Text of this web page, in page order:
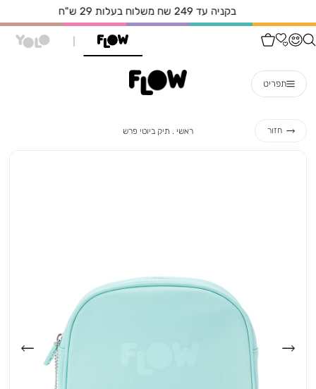
בקניה עד 249 שח משלוח בעלות 29 ש"ח
תפריט
חזור ראשי ראשי
תיק ביוטי פרשתיק